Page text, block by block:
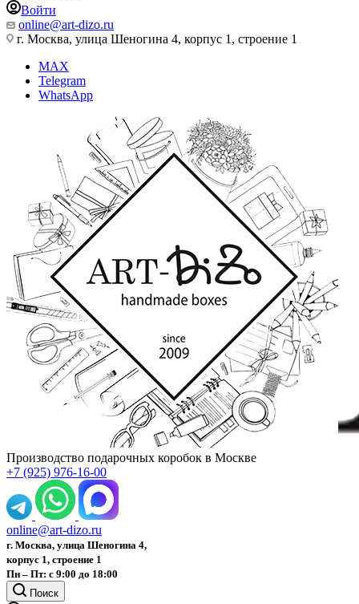
Войти
online@art-dizo.ru
г. Москва, улица Шеногина 4, корпус 1, строение 1
MAX
Telegram
WhatsApp
Производство подарочных коробок в Москве
+7 (925) 976-16-00
online@art-dizo.ru
г. Москва, улица Шеногина 4,
корпус 1, строение 1
Пн – Пт: с 9:00 до 18:00
Поиск